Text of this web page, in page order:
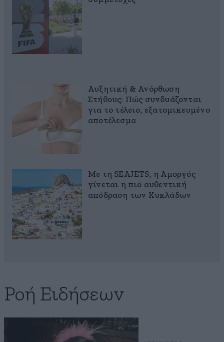
Αυξητική & Ανόρθωση
Στήθους: Πώς συνδυάζονται
για το τέλειο, εξατομικευμένο
αποτέλεσμα
Με τη SEAJETS, η Αμοργός
γίνεται η πιο αυθεντική
απόδραση των Κυκλάδων
Ροή Ειδήσεων